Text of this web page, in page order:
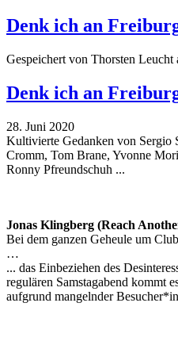
Denk ich an
Gespeichert von Thorsten Leucht
Denk ich an
28. Juni 2020
Kultivierte Gedanken von Sergio
Cromm, Tom Brane, Yvonne
Ronny Pfreundschuh ...
Jonas Klingberg (Reach
Bei dem ganzen Geheule um
…
... das Einbeziehen des
regulären Samstagabend kommt
aufgrund mangelnder